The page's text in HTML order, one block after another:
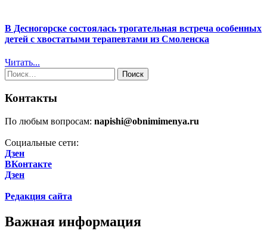
В Десногорске состоялась трогательная встреча особенных
детей с хвостатыми терапевтами из Смоленска
Читать...
Найти:
Контакты
По любым вопросам: napishi@obnimimenya.ru
Социальные сети:
Дзен
ВКонтакте
Дзен
Редакция сайта
Важная информация